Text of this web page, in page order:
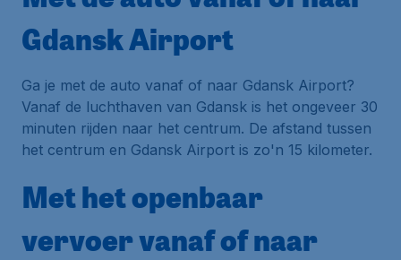
Gdansk Airport
Ga je met de auto vanaf of naar Gdansk Airport?
Vanaf de luchthaven van Gdansk is het ongeveer 30
minuten rijden naar het centrum. De afstand tussen
het centrum en Gdansk Airport is zo'n 15 kilometer.
Met het openbaar
vervoer vanaf of naar